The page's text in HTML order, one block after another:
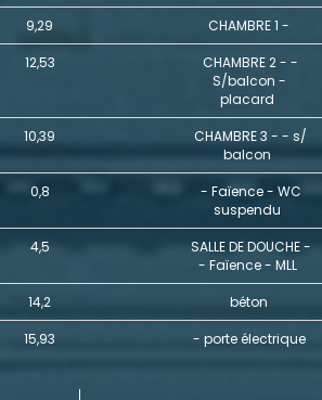
9,29
CHAMBRE 1 -
12,53
CHAMBRE 2 - -
S/balcon -
placard
10,39
CHAMBRE 3 - - s/
balcon
0,8
- Faïence - WC
suspendu
4,5
SALLE DE DOUCHE -
- Faïence - MLL
14,2
béton
15,93 - porte électrique